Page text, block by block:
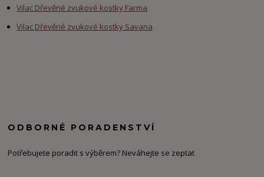
Vilac Dřevěné zvukové kostky Farma
Vilac Dřevěné zvukové kostky Savana
ODBORNÉ PORADENSTVÍ
Potřebujete poradit s výběrem? Neváhejte se zeptat